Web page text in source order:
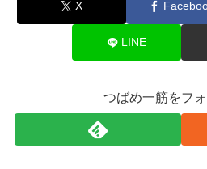
X
LINE
つばめ一筋をフ